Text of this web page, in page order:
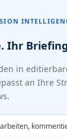
Ihr
in
an Ihre